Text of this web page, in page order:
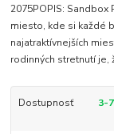
2075POPIS:
miesto, kde si každé
najatraktívnejších
rodinných stretnutí je,
Dostupnosť 3-